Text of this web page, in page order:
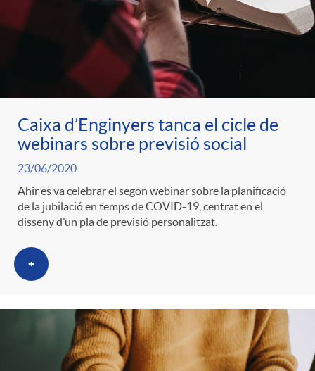
Caixa d’Enginyers tanca el cicle de
webinars sobre previsió social
23/06/2020
Ahir es va celebrar el segon webinar sobre la planificació
de la jubilació en temps de COVID-19, centrat en el
disseny d’un pla de previsió personalitzat.
+